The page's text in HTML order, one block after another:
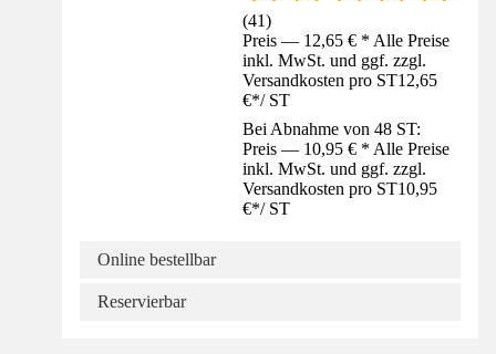
(41)
Preis — 12,65 € * Alle Preise
inkl. MwSt. und ggf. zzgl.
Versandkosten pro ST12,65
€*/ ST
Bei Abnahme von 48 ST:
Preis — 10,95 € * Alle Preise
inkl. MwSt. und ggf. zzgl.
Versandkosten pro ST10,95
€*/ ST
Online bestellbar
Reservierbar